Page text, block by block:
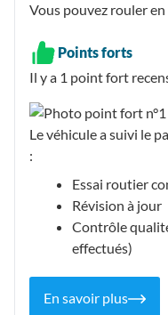
Vous pouvez rouler
Points forts
Il y a 1 point fort
Le véhicule a suivi le
:
Essai routier
Révision à jour
Contrôle
effectués)
En savoir plus